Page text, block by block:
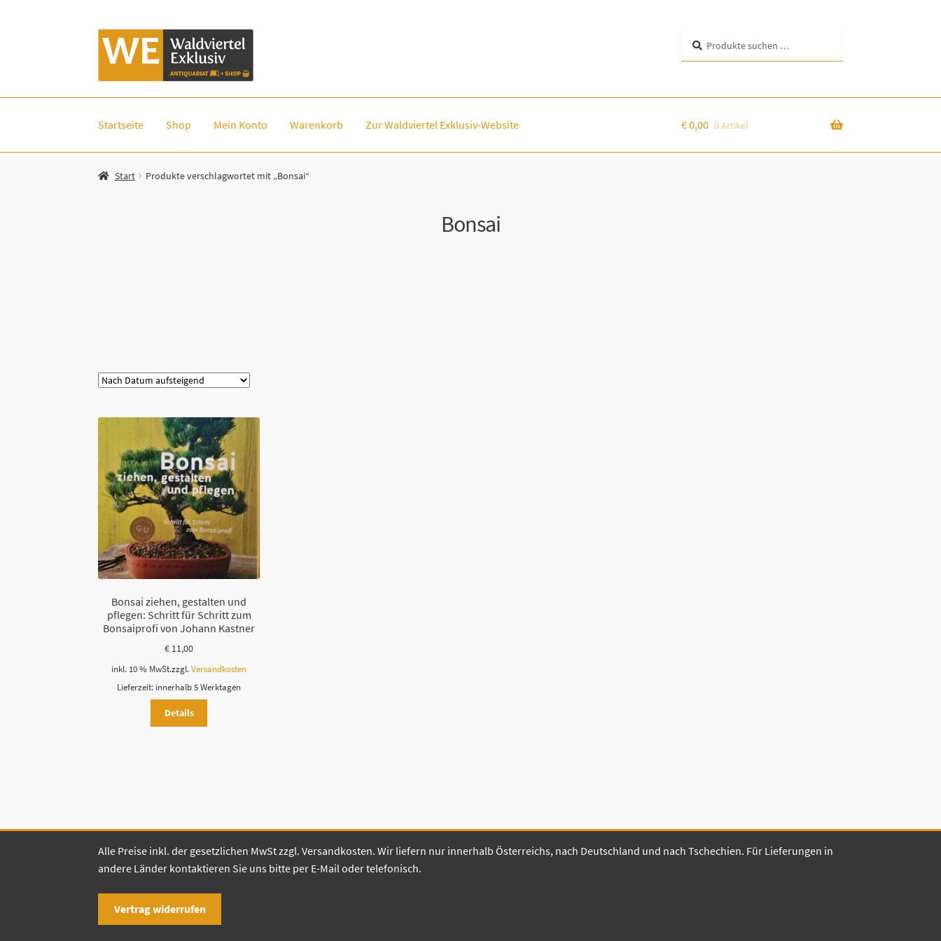
Zur
Navigation
Zum
Inhalt
nach:
Startseite Shop Mein Konto Warenkorb Zur Waldviertel Exklusiv-Website €0,00 0 Artikel
Start Produkte verschlagwortet mit „Bonsai“
Bonsai
Bonsai ziehen, gestalten und
pflegen: Schritt für Schritt zum
Bonsaiprofi von Johann Kastner
€ 11,00
inkl. 10 % MwSt.zzgl.Versandkosten
Lieferzeit: innerhalb 5 Werktagen
Details
Alle Preise inkl. der gesetzlichen MwSt zzgl. Versandkosten. Wir liefern nur innerhalb Österreichs, nach Deutschland und nach Tschechien. Für Lieferungen in
andere Länder kontaktieren Sie uns bitte per E-Mail oder telefonisch.
Vertrag widerrufen